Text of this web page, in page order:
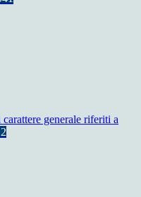
generale riferiti a